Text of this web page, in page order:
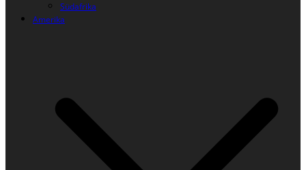
Südafrika
Amerika